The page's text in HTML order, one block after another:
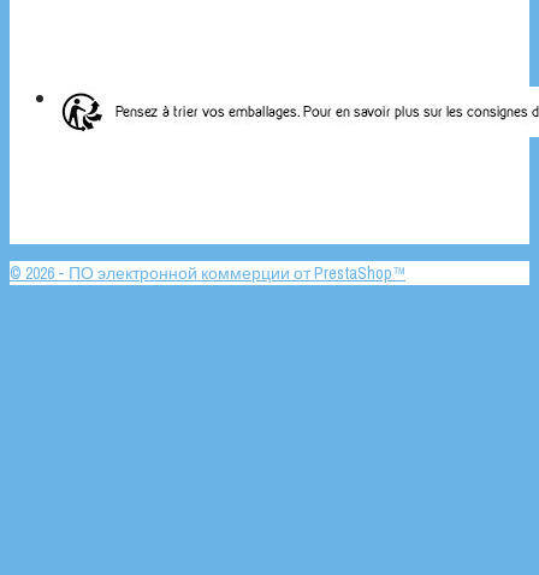
© 2026 - ПО электронной коммерции от PrestaShop™